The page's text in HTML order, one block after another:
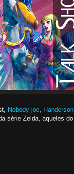
Nobody joe
Handerson
série Zelda, aqueles do